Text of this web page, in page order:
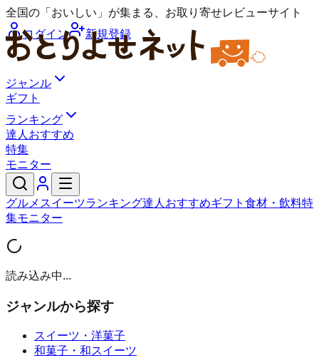
全国の「おいしい」が集まる、お取り寄せレビューサイト
ログイン
新規登録
ジャンル
ギフト
ランキング
達人おすすめ
特集
モニター
グルメ スイーツランキング達人おすすめギフト 食材・飲料特
集モニター
読み込み中...
ジャンルから探す
スイーツ・洋菓子
和菓子・和スイーツ